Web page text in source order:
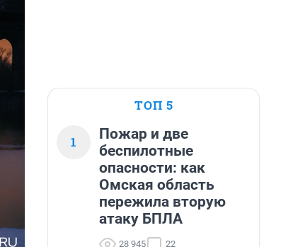
ТОП 5
1
Пожар и две
беспилотные
опасности: как
Омская область
пережила вторую
атаку БПЛА
28 945 22